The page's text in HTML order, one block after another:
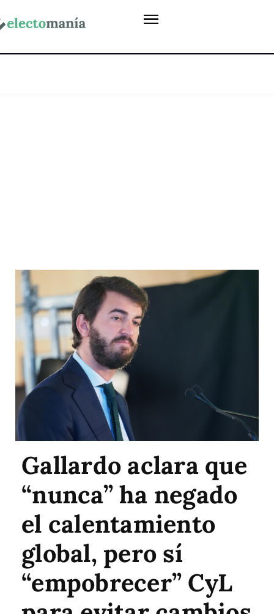
Gallardo aclara que
“nunca” ha negado
el calentamiento
global, pero sí
“empobrecer” CyL